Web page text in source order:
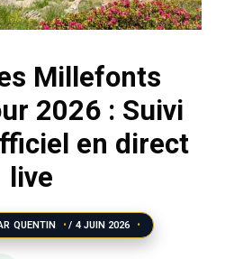
Millefonts
2026 : Suivi
en direct
live
QUENTIN / 4 JUIN 2026